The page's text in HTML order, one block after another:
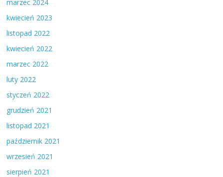
marzec 2024
kwiecień 2023
listopad 2022
kwiecień 2022
marzec 2022
luty 2022
styczeń 2022
grudzień 2021
listopad 2021
październik 2021
wrzesień 2021
sierpień 2021